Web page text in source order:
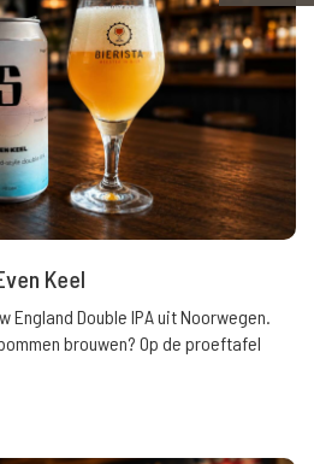
Keel
England Double IPA uit Noorwegen.
brouwen? Op de proeftafel